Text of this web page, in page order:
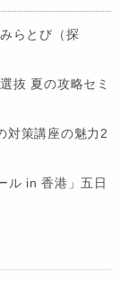
らとび（探
抜 夏の攻略セミ
対策講座の魅力2
ル in 香港」五日